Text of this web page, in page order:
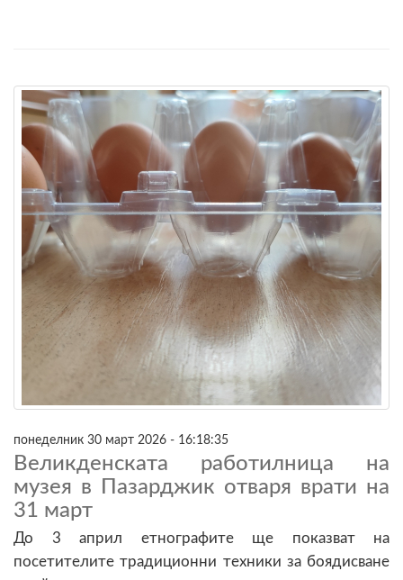
понеделник 30 март 2026 - 16:18:35
Великденската работилница на
музея в Пазарджик отваря врати на
31 март
До 3 април етнографите ще показват на
посетителите традиционни техники за боядисване